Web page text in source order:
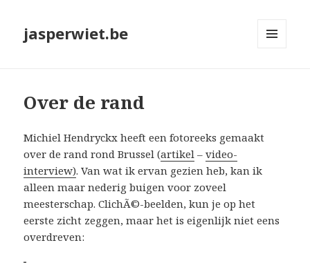
jasperwiet.be
Over de rand
Michiel Hendryckx heeft een fotoreeks gemaakt
over de rand rond Brussel (artikel –video-
interview). Van wat ik ervan gezien heb, kan ik
alleen maar nederig buigen voor zoveel
meesterschap. ClichÃ©-beelden, kun je op het
eerste zicht zeggen, maar het is eigenlijk niet eens
overdreven: